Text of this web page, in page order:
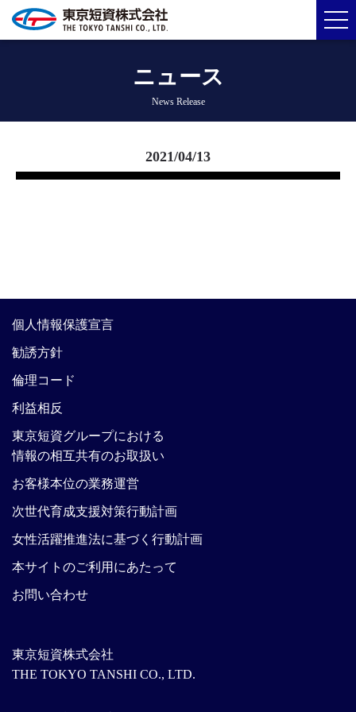
ニュース
News Release
2021/04/13
東京短資株式会社
THE TOKYO TANSHI CO., LTD.
個人情報保護宣言
勧誘方針
倫理コード
利益相反
東京短資グループにおける
情報の相互共有のお取扱い
お客様本位の業務運営
次世代育成支援対策行動計画
女性活躍推進法に基づく行動計画
本サイトのご利用にあたって
お問い合わせ